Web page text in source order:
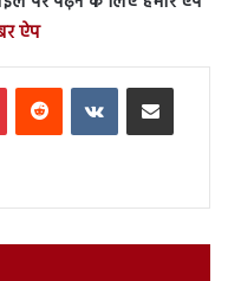
ऐप
PinterestReddit VKontakteShare via Email